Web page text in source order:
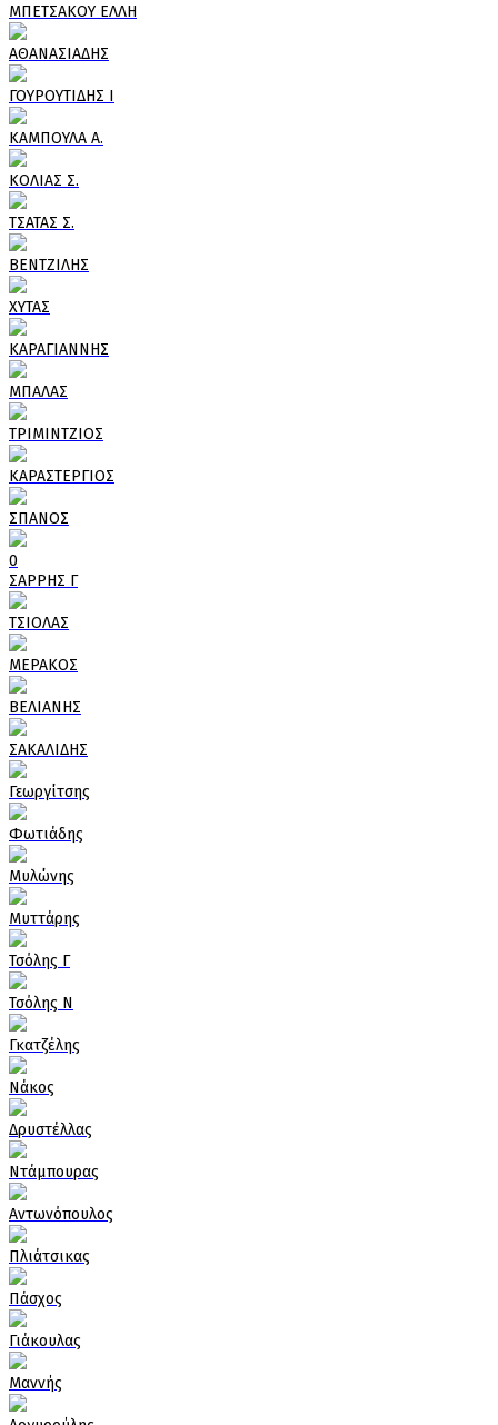
ΜΠΕΤΣΑΚΟΥ ΕΛΛΗ
ΑΘΑΝΑΣΙΑΔΗΣ
ΓΟΥΡΟΥΤΙΔΗΣ Ι
ΚΑΜΠΟΥΛΑ Α.
ΚΟΛΙΑΣ Σ.
ΤΣΑΤΑΣ Σ.
ΒΕΝΤΖΙΛΗΣ
ΧΥΤΑΣ
ΚΑΡΑΓΙΑΝΝΗΣ
ΜΠΑΛΑΣ
ΤΡΙΜΙΝΤΖΙΟΣ
ΚΑΡΑΣΤΕΡΓΙΟΣ
ΣΠΑΝΟΣ
0
ΣΑΡΡΗΣ Γ
ΤΣΙΟΛΑΣ
ΜΕΡΑΚΟΣ
ΒΕΛΙΑΝΗΣ
ΣΑΚΑΛΙΔΗΣ
Γεωργίτσης
Φωτιάδης
Μυλώνης
Μυττάρης
Τσόλης Γ
Τσόλης Ν
Γκατζέλης
Νάκος
Δρυστέλλας
Ντάμπουρας
Αντωνόπουλος
Πλιάτσικας
Πάσχος
Γιάκουλας
Μαννής